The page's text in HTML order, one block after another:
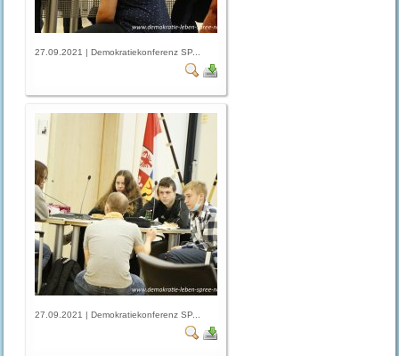
27.09.2021 | Demokratiekonferenz SP...
27.09.2021 | Demokratiekonferenz SP...